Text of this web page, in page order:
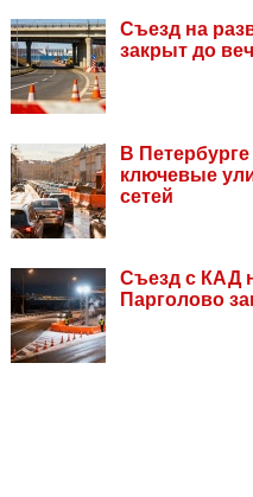
Съезд на
закрыт до
В
ключевые
сетей
Съезд с КАД
Парголово